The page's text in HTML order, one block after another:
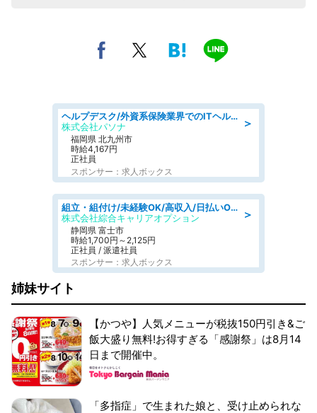
＞
ヘルプデスク/外資系保険業界でのITヘルプデスク業務/駅近/即日勤務可/ヘルプデスク
株式会社パソナ
福岡県 北九州市
時給4,167円
正社員
スポンサー：求人ボックス
＞
組立・組付け/未経験OK/高収入/日払いOK/寮費無料/交替制
株式会社綜合キャリアオプション
静岡県 富士市
時給1,700円～2,125円
正社員 / 派遣社員
スポンサー：求人ボックス
姉妹サイト
【かつや】人気メニューが税抜150円引き&ご
飯大盛り無料!お得すぎる「感謝祭」は8月14
日まで開催中。
「多指症」で生まれた娘と、受け止められな